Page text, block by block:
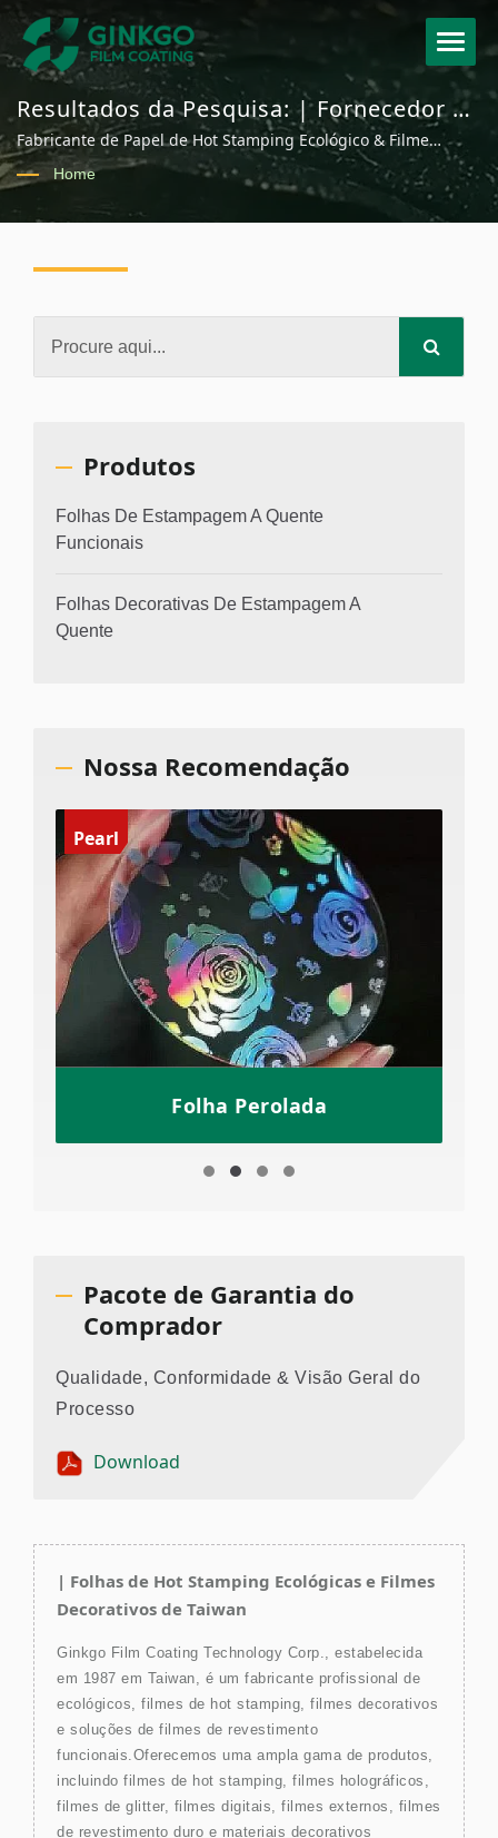
Resultados da Pesquisa: | Fornecedor de
Laminação a Quente, Filme Holográfico
e Filme Decorativo | Ginkgo
Fabricante de Papel de Hot Stamping Ecológico & Filme
Decorativo | Ginkgotech
Home
Produtos
Folhas De Estampagem A Quente
Funcionais
Folhas Decorativas De Estampagem A
Quente
Nossa Recomendação
Pearl
Folha Perolada
Pacote de Garantia do
Comprador
Qualidade, Conformidade & Visão Geral do
Processo
Download
| Folhas de Hot Stamping Ecológicas e Filmes
Decorativos de Taiwan
Ginkgo Film Coating Technology Corp., estabelecida
em 1987 em Taiwan, é um fabricante profissional de
ecológicos, filmes de hot stamping, filmes decorativos
e soluções de filmes de revestimento
funcionais.Oferecemos uma ampla gama de produtos,
incluindo filmes de hot stamping, filmes holográficos,
filmes de glitter, filmes digitais, filmes externos, filmes
de revestimento duro e materiais decorativos